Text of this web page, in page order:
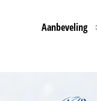
Aanbeveling